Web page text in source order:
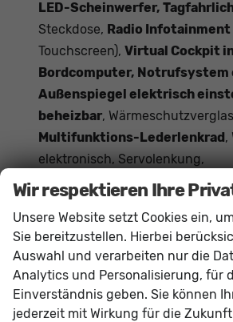
LED-Scheinwerfer,
Steckdose, Radio Infotainment
Touchscreen), Virtual Cockpit
Bordcomputer, Notrufsystem
Außenspiegel elektrisch
beheizbar,
Multifunktions-Lederlenkrad ,
elektronisch, Servolenkung,
Verkehrszeichenerkennung
Das Fahrzeug verfügt über kein
Navigationssystem. Durch
Android Autoist jedoch eine
kompatible Smartphone-Apps
oder Apple Karten) über den
möglich.
Wir respektieren Ihre
Unsere Website setzt Cookies ein,
Sie bereitzustellen. Hierbei
Auswahl und verarbeiten nur die
Analytics und Personalisierung, für
Einverständnis geben. Sie können
jederzeit mit Wirkung für die